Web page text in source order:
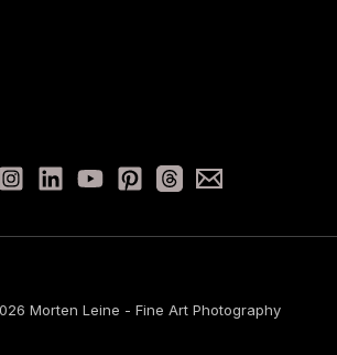
Morten Leine - Fine Art Photography